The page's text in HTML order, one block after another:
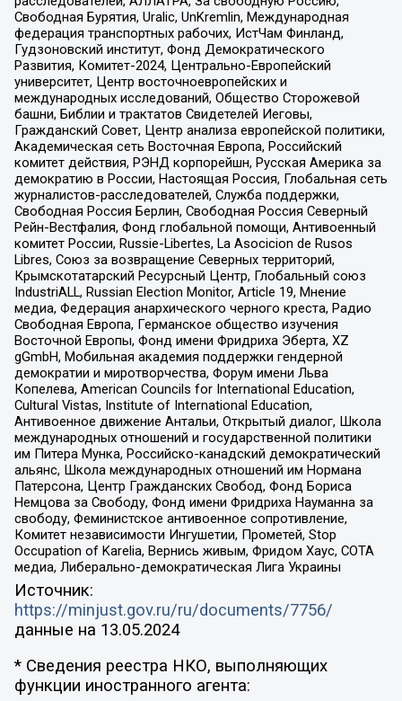
Свободная Бурятия, Uralic, UnKremlin, Международная
федерация транспортных рабочих, ИстЧам Финланд,
Гудзоновский институт, Фонд Демократического
Развития, Комитет-2024, Центрально-Европейский
университет, Центр восточноевропейских и
международных исследований, Общество Сторожевой
башни, Библии и трактатов Свидетелей Иеговы,
Гражданский Совет, Центр анализа европейской политики,
Академическая сеть Восточная Европа, Российский
комитет действия, РЭНД корпорейшн, Русская Америка за
демократию в России, Настоящая Россия, Глобальная сеть
журналистов-расследователей, Служба поддержки,
Свободная Россия Берлин, Свободная Россия Северный
Рейн-Вестфалия, Фонд глобальной помощи, Антивоенный
комитет России, Russie-Libertes, La Asocicion de Rusos
Libres, Союз за возвращение Северных территорий,
Крымскотатарский Ресурсный Центр, Глобальный союз
IndustriALL, Russian Election Monitor, Article 19, Мнение
медиа, Федерация анархического черного креста, Радио
Свободная Европа, Германское общество изучения
Восточной Европы, Фонд имени Фридриха Эберта, XZ
gGmbH, Мобильная академия поддержки гендерной
демократии и миротворчества, Форум имени Льва
Копелева, American Councils for International Education,
Cultural Vistas, Institute of International Education,
Антивоенное движение Антальи, Открытый диалог, Школа
международных отношений и государственной политики
им Питера Мунка, Российско-канадский демократический
альянс, Школа международных отношений им Нормана
Патерсона, Центр Гражданских Свобод, Фонд Бориса
Немцова за Свободу, Фонд имени Фридриха Науманна за
свободу, Феминистское антивоенное сопротивление,
Комитет независимости Ингушетии, Прометей, Stop
Occupation of Karelia, Вернись живым, Фридом Хаус, СОТА
медиа, Либерально-демократическая Лига Украины
Источник:
https://minjust.gov.ru/ru/documents/7756/
данные на 13.05.2024
* Сведения реестра НКО, выполняющих
функции иностранного агента: